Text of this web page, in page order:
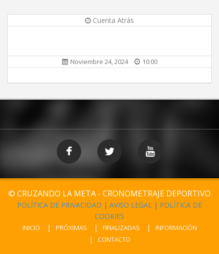
Cuenta Atrás
Noviembre 24, 2024 10:00
© CRUZANDO LA META - CRONOMETRAJE DEPORTIVO
POLÍTICA DE PRIVACIDAD | AVISO LEGAL | POLÍTICA DE
COOKIES
INICIO PRÓXIMAS FINALIZADAS
INFORMACIÓN
CONTACTO